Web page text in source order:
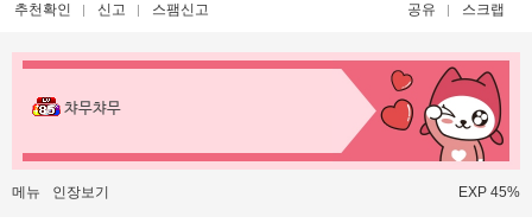
추천확인 신고 스팸신고 공유 스크랩
챠무챠무
메뉴 인장보기 EXP 45%